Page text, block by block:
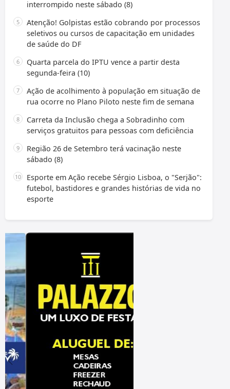
interrompido neste sábado (8)
Atenção! Golpistas estão cobrando por processos
seletivos ou cursos de capacitação em unidades
de saúde do DF
Quarta parcela do IPTU vence a partir desta
segunda-feira (10)
Ação de acolhimento à população em situação de
rua ocorre no Plano Piloto neste fim de semana
Carreta da Inclusão chega a Sobradinho com
serviços gratuitos para pessoas com deficiência
Região 26 de Setembro terá vacinação neste
sábado (8)
Esporte em Ação recebe Sérgio Lisboa, o "Serjão":
futebol, bastidores e grandes histórias de vida no
esporte